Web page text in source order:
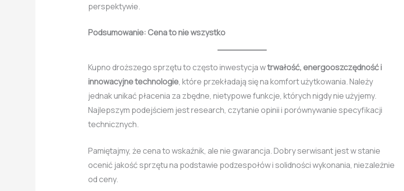
perspektywie.
Podsumowanie: Cena to nie wszystko
Kupno droższego sprzętu to często inwestycja wtrwałość, energooszczędność i
innowacyjne technologie, które przekładają się na komfort użytkowania. Należy
jednak unikać płacenia za zbędne, nietypowe funkcje, których nigdy nie użyjemy.
Najlepszym podejściem jest research, czytanie opinii i porównywanie specyfikacji
technicznych.
Pamiętajmy, że cena to wskaźnik, ale nie gwarancja. Dobry serwisant jest w stanie
ocenić jakość sprzętu na podstawie podzespołów i solidności wykonania, niezależnie
od ceny.